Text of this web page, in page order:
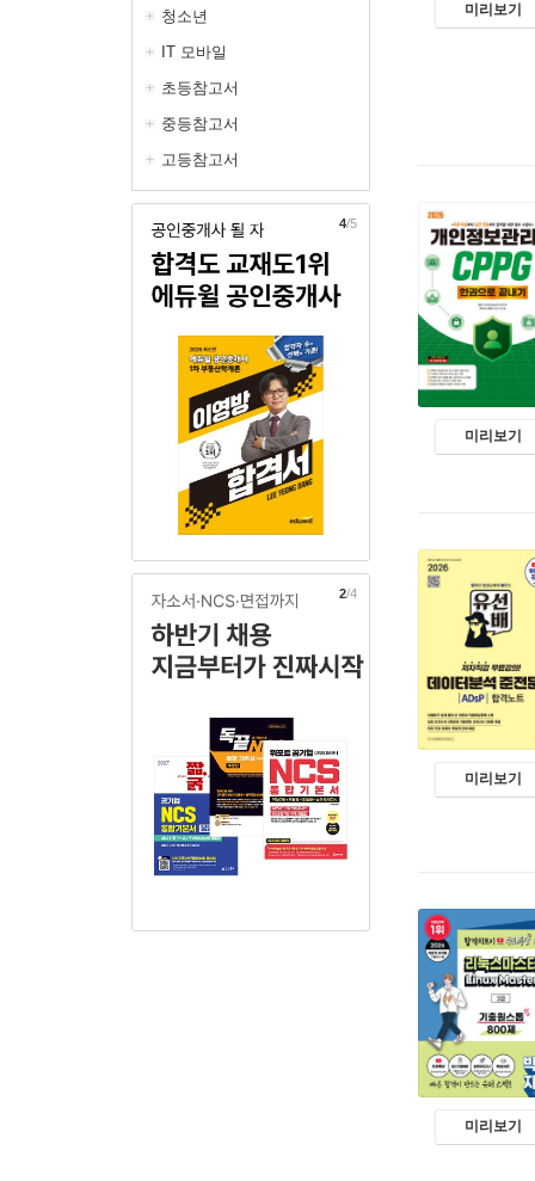
청소년
IT 모바일
초등참고서
중등참고서
고등참고서
5/5
3/4
미리보기
미리보기
미리보기
미리보기